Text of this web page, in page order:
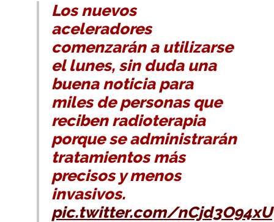
Los nuevos
aceleradores
comenzarán a utilizarse
el lunes, sin duda una
buena noticia para
miles de personas que
reciben radioterapia
porque se administrarán
tratamientos más
precisos y menos
invasivos.
pic.twitter.com/nCjd3O94xU